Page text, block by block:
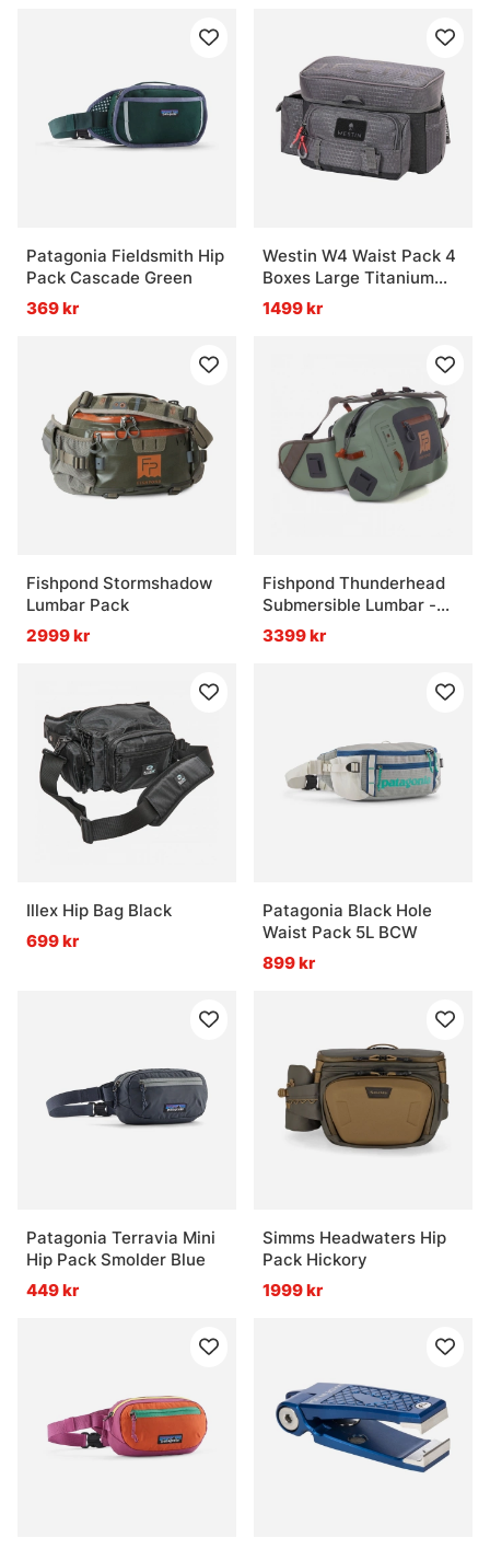
Patagonia Fieldsmith Hip
Pack Cascade Green
369 kr
Westin W4 Waist Pack 4
Boxes Large Titanium
Black
1499 kr
Fishpond Stormshadow
Lumbar Pack
2999 kr
Fishpond Thunderhead
Submersible Lumbar -
Eco Yucca
3399 kr
Illex Hip Bag Black
699 kr
Patagonia Black Hole
Waist Pack 5L BCW
899 kr
Patagonia Terravia Mini
Hip Pack Smolder Blue
449 kr
Simms Headwaters Hip
Pack Hickory
1999 kr